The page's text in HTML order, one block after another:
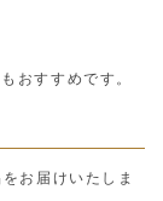
おすすめです。
お届けいたしま